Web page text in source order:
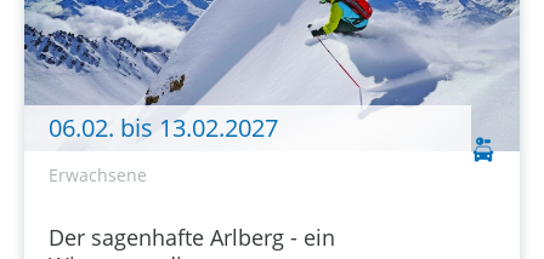
06.02. bis 13.02.2027
Erwachsene
Der sagenhafte Arlberg - ein